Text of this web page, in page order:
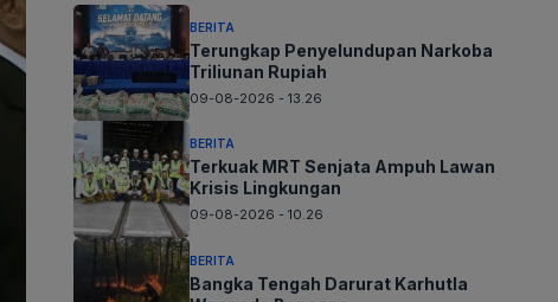
BERITA
Terungkap Penyelundupan Narkoba
Triliunan Rupiah
09-08-2026 - 13.26
BERITA
Terkuak MRT Senjata Ampuh Lawan
Krisis Lingkungan
09-08-2026 - 10.26
BERITA
Bangka Tengah Darurat Karhutla